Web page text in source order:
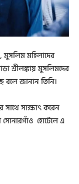
মুসলিম মহিলাদের
শ্রীলঙ্কায় মুসলিমদের
বলে জানান তিনি।
সাথে সাক্ষাৎ করেন
সোনারগাঁও হোটেলে এ